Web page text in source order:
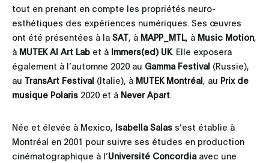
tout en prenant en compte les propriétés neuro-
esthétiques des expériences numériques. Ses œuvres
ont été présentées à la SAT, à MAPP_MTL, à Music Motion,
à MUTEK AI Art Lab et à Immers(ed) UK. Elle exposera
également à l’automne 2020 au Gamma Festival (Russie),
au TransArt Festival (Italie), à MUTEK Montréal, au Prix de
musique Polaris 2020 et à Never Apart.
Née et élevée à Mexico, Isabella Salas s’est établie à
Montréal en 2001 pour suivre ses études en production
cinématographique à l’Université Concordiaavec une